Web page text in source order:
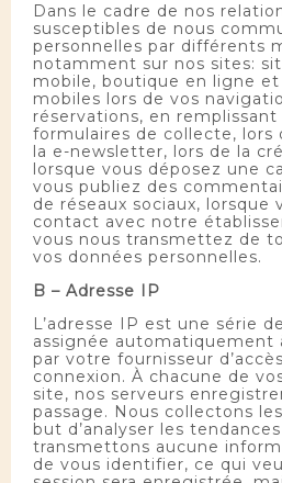
Dans le cadre de nos
susceptibles de nous
personnelles par différents
notamment sur nos sites:
mobile, boutique en ligne
mobiles lors de vos
réservations, en remplissant
formulaires de collecte, lors
la e-newsletter, lors de la
lorsque vous déposez une
vous publiez des
de réseaux sociaux, lorsque
contact avec notre
vous nous transmettez de
vos données personnelles.
B – Adresse IP
L’adresse IP est une série
assignée automatiquement
par votre fournisseur
connexion. À chacune de
site, nos serveurs
passage. Nous collectons
but d’analyser les
transmettons aucune
de vous identifier, ce qui